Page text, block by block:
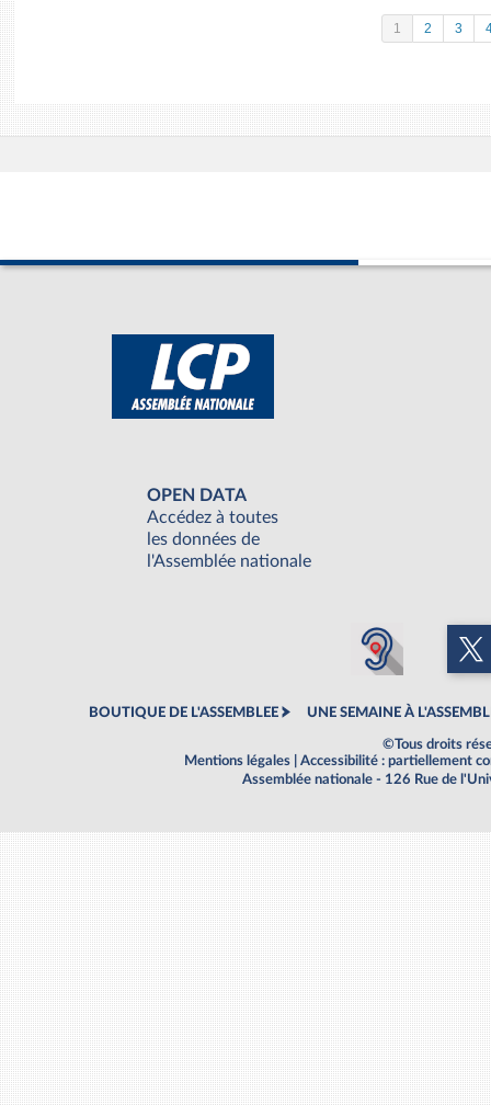
1 2 3
OPEN DATA
Accédez à toutes
les données de
l'Assemblée nationale
BOUTIQUE DE L'ASSEMBLEE UNE SEMAINE À
©Tous droits
Mentions légales
Accessibilité : partiellement
Assemblée nationale - 126 Rue de